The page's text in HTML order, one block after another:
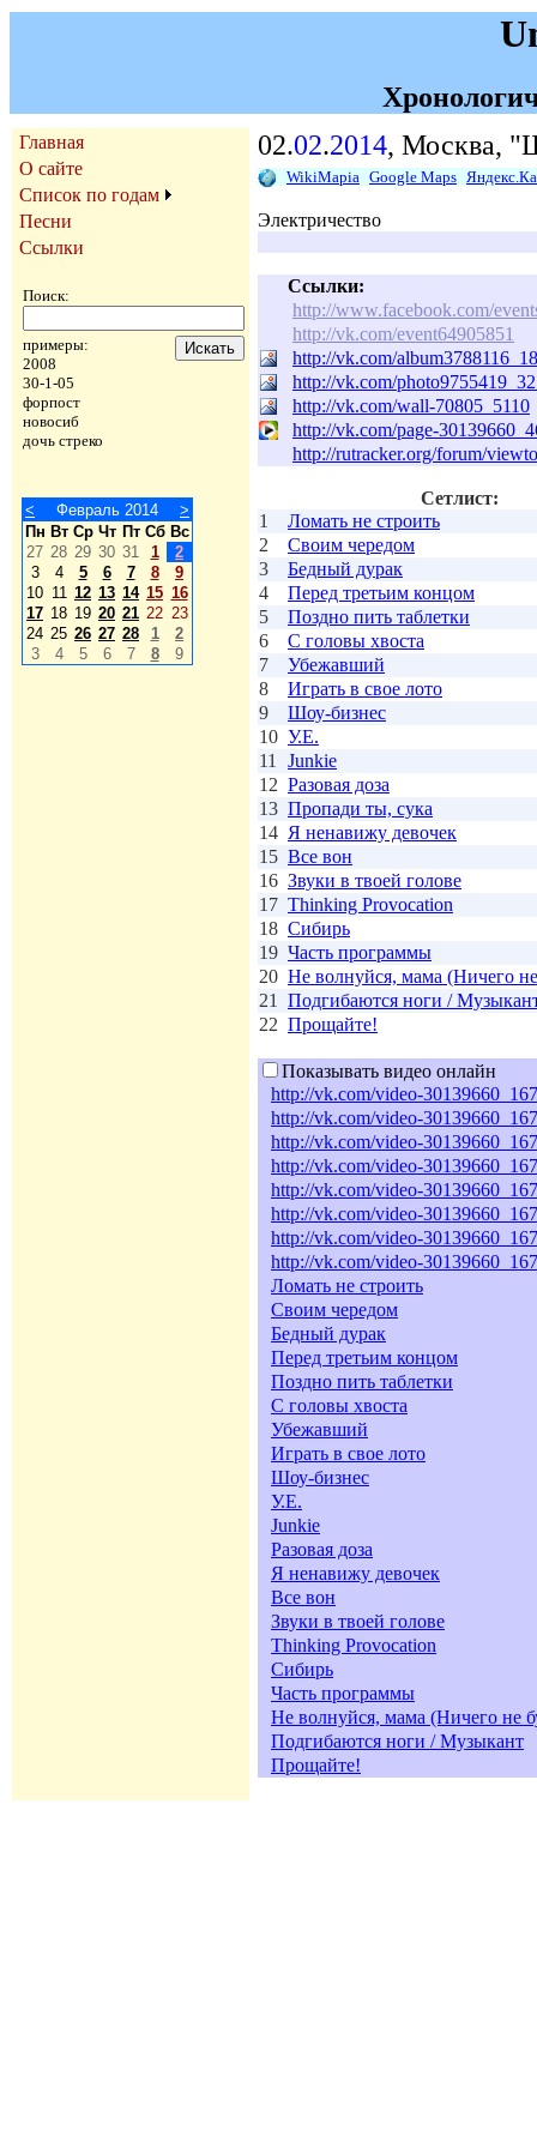
Главная
О сайте
Список по годам
Песни
Ссылки
Поиск:
примеры:
2008
30-1-05
форпост
новосиб
дочь стреко
< Февраль 2014
>
Пн Вт Ср Чт Пт Сб Вс
27 28 29 30 31 1
2
3
4 5 6 7 8
9
10 11 12 13 14 15 16
17 18 19 20 21 22 23
24 25 26 27 28 1
2
3
4 5 6 7 8 9
02.02.2014, Москва,
WikiMapia Google Maps
Электричество
Ссылки:
http://www.facebook.com/
http://vk.com/event64905851
http://vk.com/
http://vk.com/
http://vk.com/wall-70805_5110
http://vk.com/page-
http://rutracker.org/forum/
Сетлист:
1
Ломать не строить
2
Своим чередом
3
Бедный дурак
4
Перед третьим концом
5
Поздно пить таблетки
6
С головы хвоста
7
Убежавший
8
Играть в свое лото
9
Шоу-бизнес
10 У.Е.
11
Junkie
12 Разовая доза
13 Пропади ты, сука
14 Я ненавижу девочек
15 Все вон
16 Звуки в твоей голове
17 Thinking Provocation
18 Сибирь
19 Часть программы
20 Не волнуйся, мама (Ничего
21
Подгибаются ноги /
22 Прощайте!
Показывать видео онлайн
http://vk.com/video-
http://vk.com/video-
http://vk.com/video-
http://vk.com/video-
http://vk.com/video-
http://vk.com/video-
http://vk.com/video-
http://vk.com/video-
Ломать не строить
Своим чередом
Бедный дурак
Перед третьим концом
Поздно пить таблетки
С головы хвоста
Убежавший
Играть в свое лото
Шоу-бизнес
У.Е.
Junkie
Разовая доза
Я ненавижу девочек
Все вон
Звуки в твоей голове
Thinking Provocation
Сибирь
Часть программы
Не волнуйся, мама (Ничего не
Подгибаются ноги / Музыкант
Прощайте!